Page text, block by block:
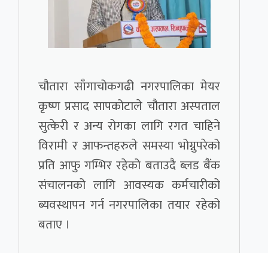
चौतारा साँगाचोकगढी नगरपालिका मेयर
कृष्ण प्रसाद सापकोटाले चौतारा अस्पताल
सुत्केरी र अन्य रोगका लागि रगत चाहिने
विरामी र आफन्तहरुले समस्या भोग्नुपरेको
प्रति आफु गम्भिर रहेको बताउदै ब्लड बैंक
संचालनको लागि आवस्यक कर्मचारीको
ब्यवस्थापन गर्न नगरपालिका तयार रहेको
बताए ।